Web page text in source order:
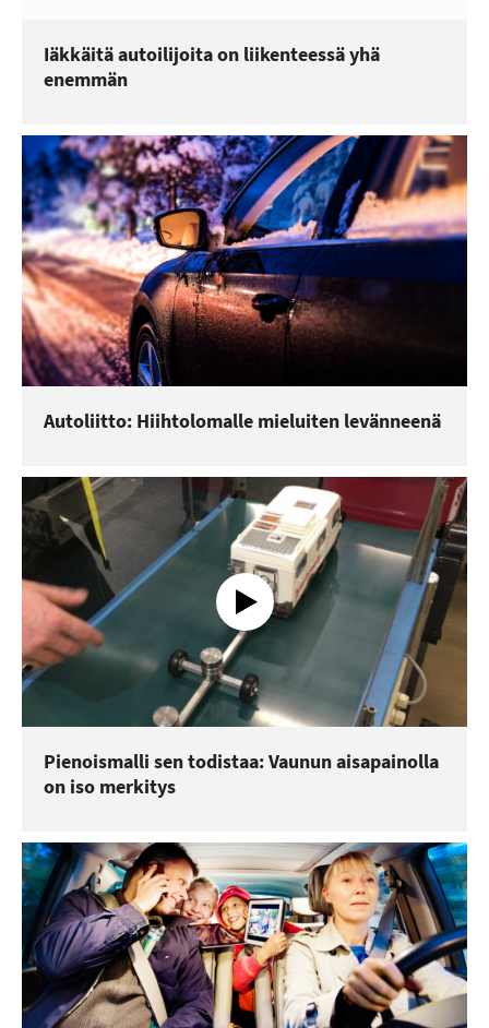
Iäkkäitä autoilijoita on liikenteessä yhä
enemmän
Autoliitto: Hiihtolomalle mieluiten levänneenä
Pienoismalli sen todistaa: Vaunun aisapainolla
on iso merkitys